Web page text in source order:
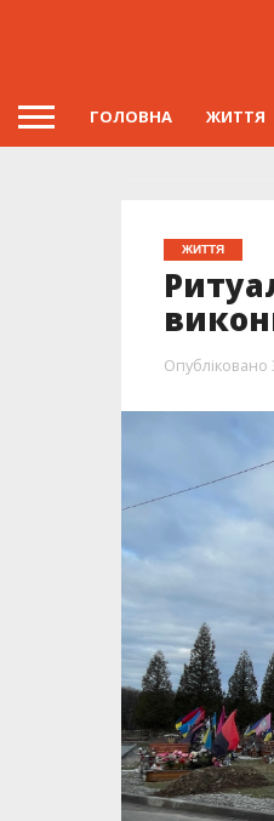
ГОЛОВНА ЖИТТЯ
ЖИТТЯ
Опубліковано